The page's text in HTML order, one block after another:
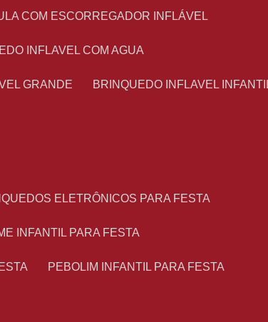
COM ESCORREGADOR INFLÁVEL
INFLAVEL COM AGUA
GRANDE BRINQUEDO INFLAVEL
ELETRÔNICOS PARA FESTA
INFANTIL PARA FESTA
PEBOLIM INFANTIL PARA FESTA